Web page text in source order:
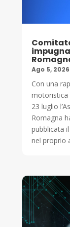
Ago 5, 2026
Con una
motoristica
23 luglio
Romagna
pubblicata
nel proprio